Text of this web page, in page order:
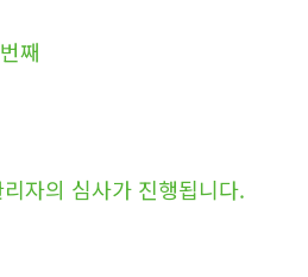
째
자의 심사가 진행됩니다.